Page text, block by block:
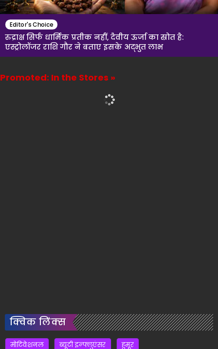
Editor's Choice
रुद्राक्ष सिर्फ धार्मिक प्रतीक नहीं, दैवीय ऊर्जा का स्रोत है:
एस्ट्रोलॉजर राशि गौर ने बताए इसके अद्भुत लाभ
Promoted: In the Stores »
क्विक लिंक्स
मोटिवेशनल ब्यूटी इन्फ्लुएंसर हुमूर